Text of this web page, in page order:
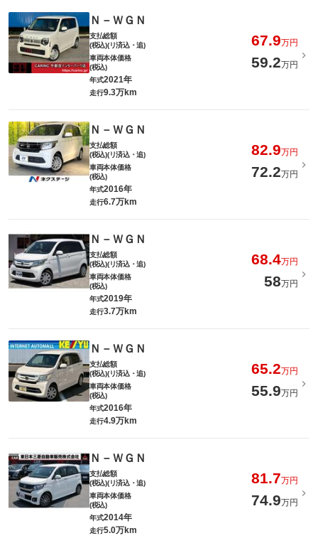
Ｎ－ＷＧＮ
支払総額
(税込)(リ済込・追)
67.9万円
車両本体価格
(税込)
59.2万円
年式2021年
走行9.3万km
Ｎ－ＷＧＮ
支払総額
(税込)(リ済込・追)
82.9万円
車両本体価格
(税込)
72.2万円
年式2016年
走行6.7万km
Ｎ－ＷＧＮ
支払総額
(税込)(リ済込・追)
68.4万円
車両本体価格
(税込)
58万円
年式2019年
走行3.7万km
Ｎ－ＷＧＮ
支払総額
(税込)(リ済込・追)
65.2万円
車両本体価格
(税込)
55.9万円
年式2016年
走行4.9万km
Ｎ－ＷＧＮ
支払総額
(税込)(リ済込・追)
81.7万円
車両本体価格
(税込)
74.9万円
年式2014年
走行5.0万km